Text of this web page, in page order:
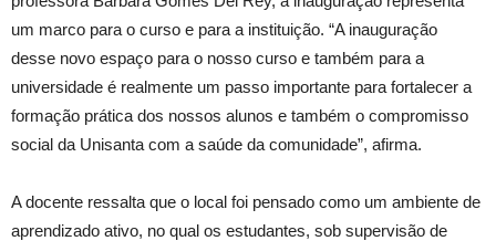
um marco para o curso e para a instituição. “A inauguração
desse novo espaço para o nosso curso e também para a
universidade é realmente um passo importante para fortalecer a
formação prática dos nossos alunos e também o compromisso
social da Unisanta com a saúde da comunidade”, afirma.
A docente ressalta que o local foi pensado como um ambiente de
aprendizado ativo, no qual os estudantes, sob supervisão de